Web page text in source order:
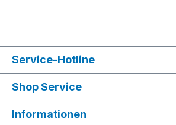
Service-Hotline
Shop Service
Informationen